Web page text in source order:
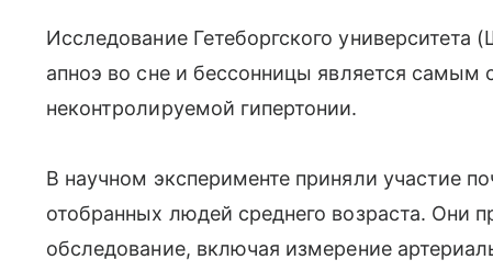
Исследование Гетеборгского университета
апноэ во сне и бессонницы является самым
неконтролируемой гипертонии.
В научном эксперименте приняли участие
отобранных людей среднего возраста. Они
обследование, включая измерение